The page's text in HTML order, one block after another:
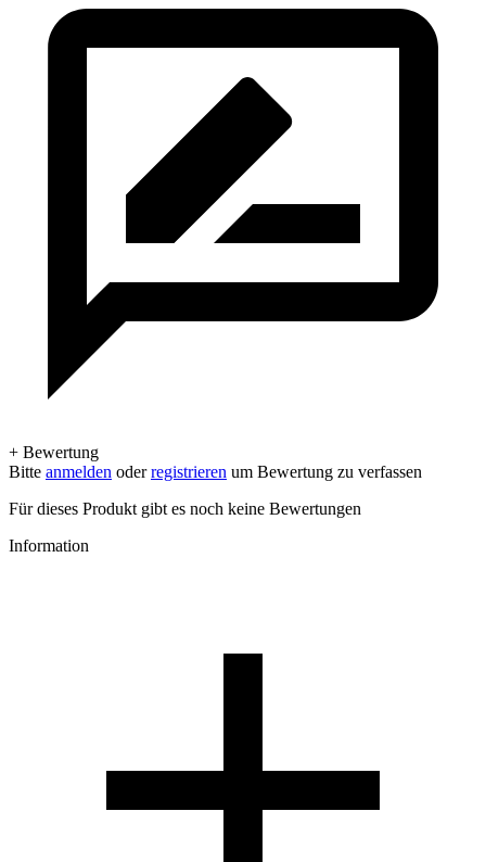
+ Bewertung
Bitte anmelden oderregistrieren um Bewertung zu verfassen
Für dieses Produkt gibt es noch keine Bewertungen
Information